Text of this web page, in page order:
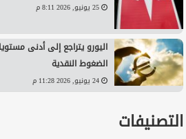
25 يونيو, 2026 8:11 م
اليورو يتراجع إلى أدنى
الضغوط النقدية
24 يونيو, 2026 11:28 م
التصنيفات